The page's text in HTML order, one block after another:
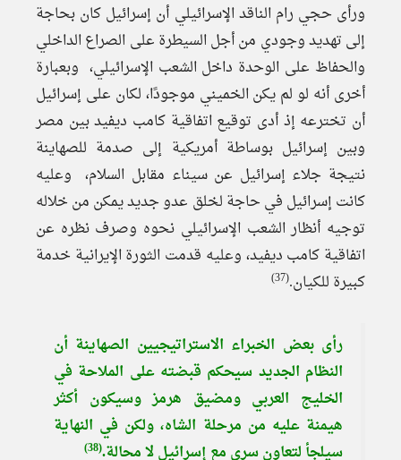
ورأى حجي رام الناقد الإسرائيلي أن إسرائيل كان بحاجة
إلى تهديد وجودي من أجل السيطرة على الصراع الداخلي
والحفاظ على الوحدة داخل الشعب الإسرائيلي، وبعبارة
أخرى أنه لو لم يكن الخميني موجودًا، لكان على إسرائيل
أن تخترعه إذ أدى توقيع اتفاقية كامب ديفيد بين مصر
وبين إسرائيل بوساطة أمريكية إلى صدمة للصهاينة
نتيجة جلاء إسرائيل عن سيناء مقابل السلام، وعليه
كانت إسرائيل في حاجة لخلق عدو جديد يمكن من خلاله
توجيه أنظار الشعب الإسرائيلي نحوه وصرف نظره عن
اتفاقية كامب ديفيد، وعليه قدمت الثورة الإيرانية خدمة
كبيرة للكيان.(37)
رأى بعض الخبراء الاستراتيجيين الصهاينة أن
النظام الجديد سيحكم قبضته على الملاحة في
الخليج العربي ومضيق هرمز وسيكون أكثر
هيمنة عليه من مرحلة الشاه، ولكن في النهاية
سيلجأ لتعاون سري مع إسرائيل لا محالة.(38)